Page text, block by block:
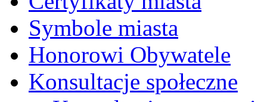
Symbole miasta
Honorowi Obywatele
Konsultacje społeczne